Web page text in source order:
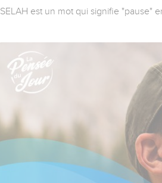
SELAH est un mot qui signifie "pause"